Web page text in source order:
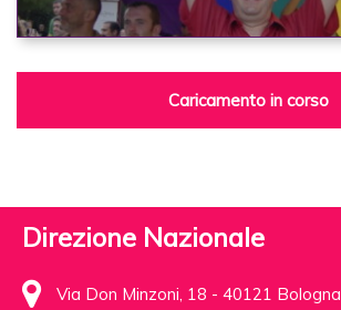
Caricamento in corso
Direzione Nazionale
Via Don Minzoni, 18 - 40121 Bologna